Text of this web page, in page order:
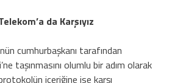
da Karşıyız
cumhurbaşkanı tarafından
taşınmasını olumlu bir adım olarak
içeriğine ise karşı